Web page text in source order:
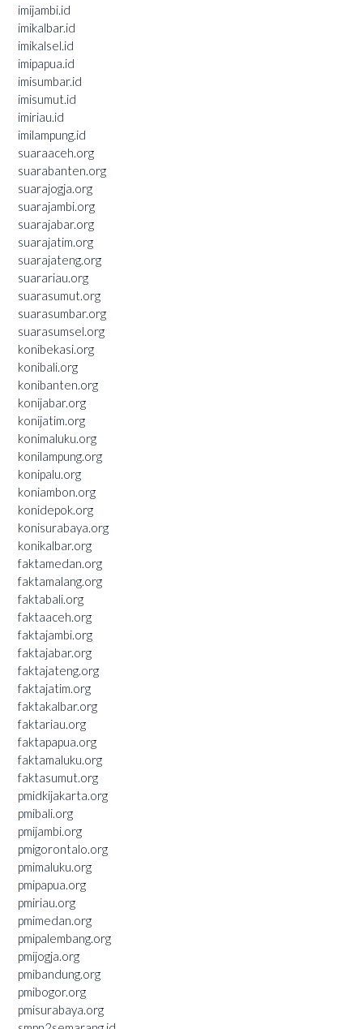
imijambi.id
imikalbar.id
imikalsel.id
imipapua.id
imisumbar.id
imisumut.id
imiriau.id
imilampung.id
suaraaceh.org
suarabanten.org
suarajogja.org
suarajambi.org
suarajabar.org
suarajatim.org
suarajateng.org
suarariau.org
suarasumut.org
suarasumbar.org
suarasumsel.org
konibekasi.org
konibali.org
konibanten.org
konijabar.org
konijatim.org
konimaluku.org
konilampung.org
konipalu.org
koniambon.org
konidepok.org
konisurabaya.org
konikalbar.org
faktamedan.org
faktamalang.org
faktabali.org
faktaaceh.org
faktajambi.org
faktajabar.org
faktajateng.org
faktajatim.org
faktakalbar.org
faktariau.org
faktapapua.org
faktamaluku.org
faktasumut.org
pmidkijakarta.org
pmibali.org
pmijambi.org
pmigorontalo.org
pmimaluku.org
pmipapua.org
pmiriau.org
pmimedan.org
pmipalembang.org
pmijogja.org
pmibandung.org
pmibogor.org
pmisurabaya.org